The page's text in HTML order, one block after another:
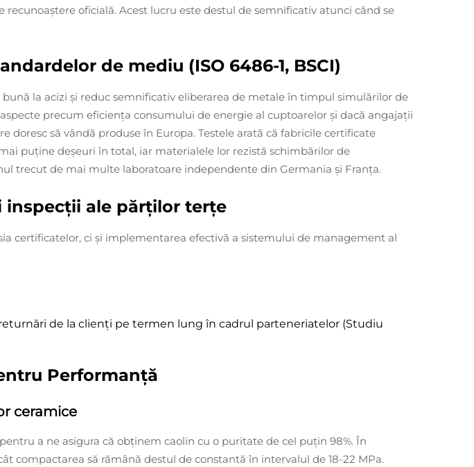
oficială. Acest lucru este destul de semnificativ atunci când se
de mediu (ISO 6486-1, BSCI)
la acizi și reduc semnificativ eliberarea de metale în timpul simulărilor de
precum eficiența consumului de energie al cuptoarelor și dacă angajații
să vândă produse în Europa. Testele arată că fabricile certificate
puține deșeuri în total, iar materialele lor rezistă schimbărilor de
trecut de mai multe laboratoare independente din Germania și Franța.
ale părților terțe
certificatelor, ci și implementarea efectivă a sistemului de management al
de la clienți pe termen lung în cadrul parteneriatelor (Studiu
Performanță
ceramice
a ne asigura că obținem caolin cu o puritate de cel puțin 98%. În
compactarea să rămână destul de constantă în intervalul de 18-22 MPa.